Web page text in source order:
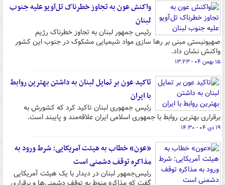
واکنش عون به تجاوز خطرناک تل‌آویو علیه جنوب
لبنان
رئیس جمهور لبنان به تجاوز خطرناک رژیم
صهیونیستی مبنی بر رها سازی مواد شیمیایی مشکوک در جنوب این کشور
واکنش نشان داد.
۱۵ بهمن ۰۴ - ۱۳:۲۳
تاکید عون بر تمایل لبنان به داشتن بهترین روابط
با ایران
رئیس جمهوری لبنان تاکید کرد که کشورش به
برقراری بهترین روابط با جمهوری اسلامی ایران علاقه‌مند و پایبند است.
۱۹ دی ۰۴ - ۱۴:۳۰
«عون» خطاب به هیئت آمریکایی: شرط ورود به
مذاکره توقف دشمنی است
رئیس‌جمهور لبنان در دیدار با یک هیئت آمریکایی